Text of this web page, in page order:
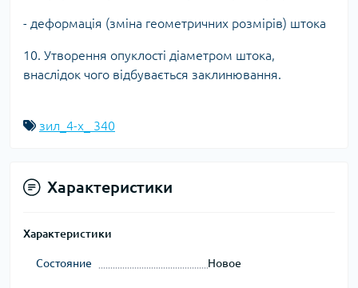
- деформація (зміна геометричних розмірів) штока
10. Утворення опуклості діаметром штока,
внаслідок чого відбувається заклинювання.
зил_4-х_ 340
Характеристики
Характеристики
Состояние Новое